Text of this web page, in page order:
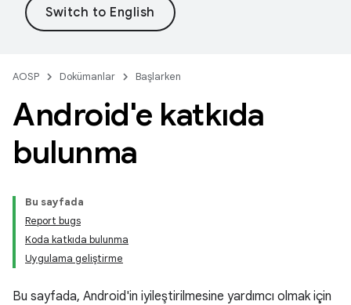
AOSP Dokümanlar Başlarken
Android'e katkıda
bulunma
Bu sayfada
Report bugs
Koda katkıda bulunma
Uygulama geliştirme
Bu sayfada, Android'in iyileştirilmesine yardımcı olmak için